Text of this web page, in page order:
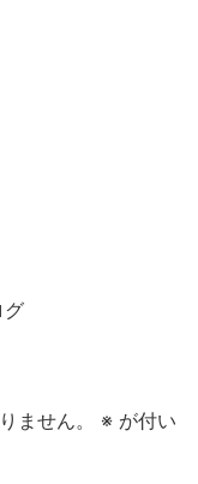
グ
ません。 ※ が付い